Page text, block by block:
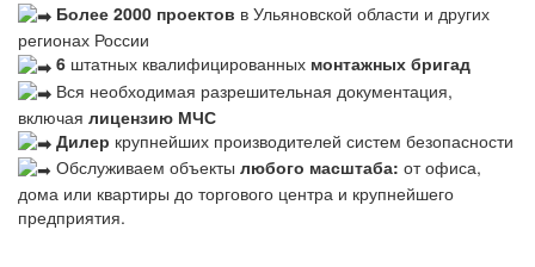
Более 2000 проектов в Ульяновской области и других
регионах России
6 штатных квалифицированных монтажных бригад
Вся необходимая разрешительная документация,
включая лицензию МЧС
Дилер крупнейших производителей систем безопасности
Обслуживаем объекты любого масштаба: от офиса,
дома или квартиры до торгового центра и крупнейшего
предприятия.